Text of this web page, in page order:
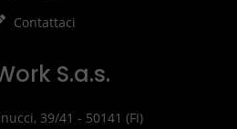
Contattaci
S.a.s.
39/41 - 50141 (FI)